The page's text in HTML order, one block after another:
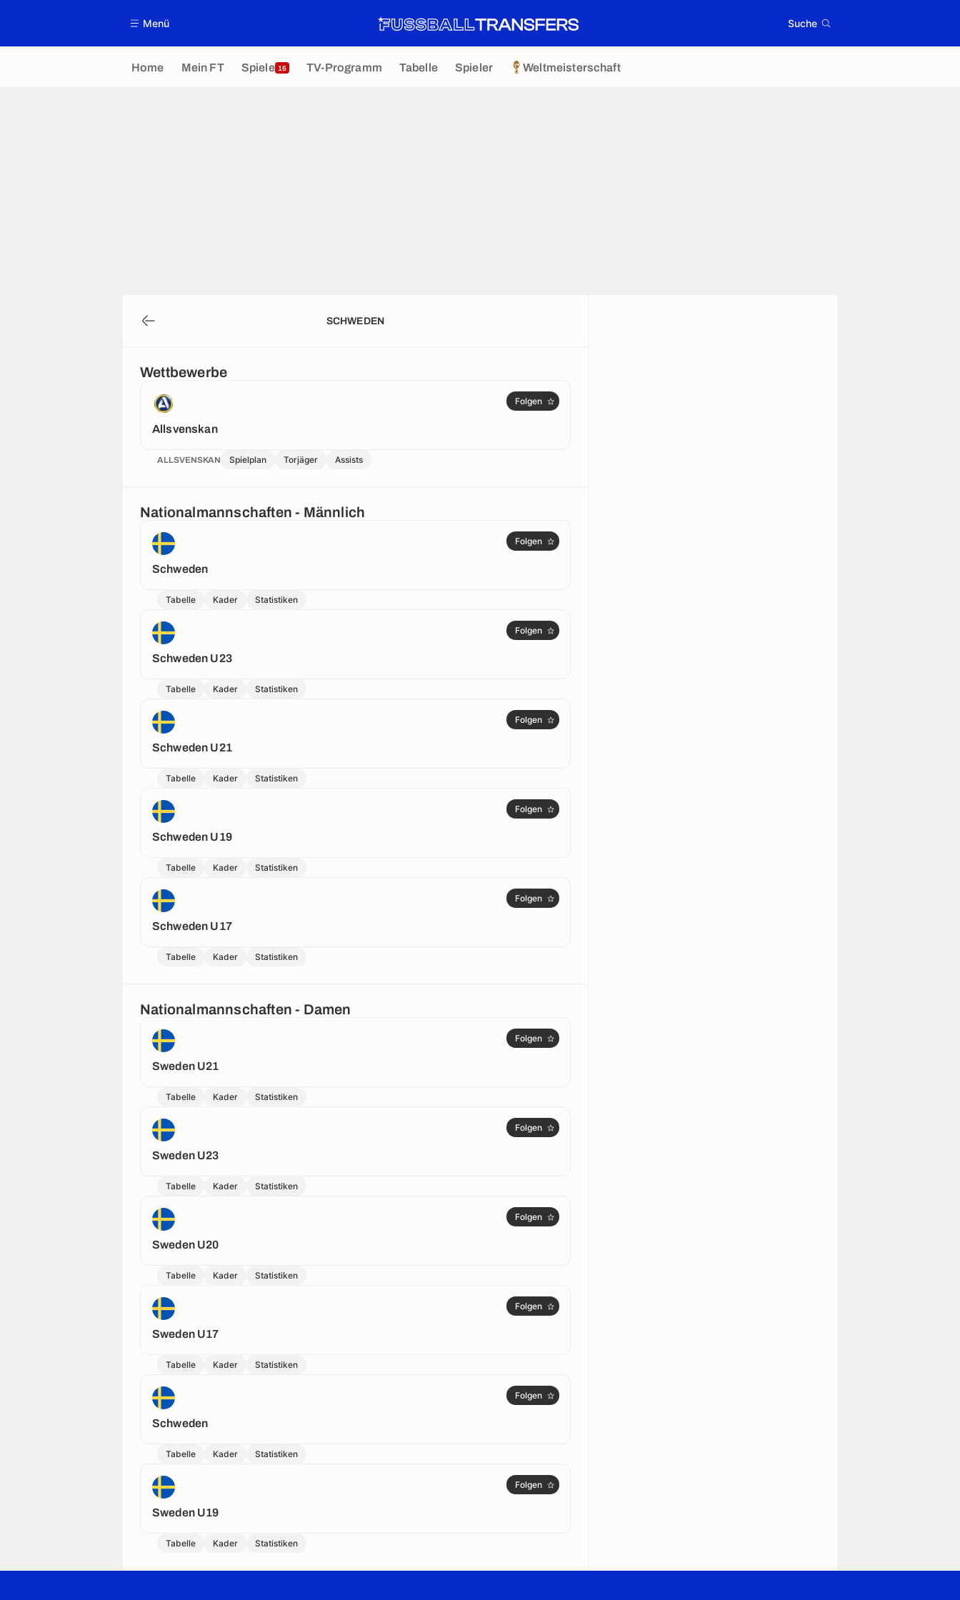
Menü Suche
Home Mein FT Spiele 16 TV-Programm Tabelle Spieler Weltmeisterschaft
SCHWEDEN
Wettbewerbe
Allsvenskan
Folgen
ALLSVENSKAN Spielplan Torjäger Assists
Nationalmannschaften - Männlich
Schweden
Folgen
Tabelle Kader Statistiken
Schweden U23
Folgen
Tabelle Kader Statistiken
Schweden U21
Folgen
Tabelle Kader Statistiken
Schweden U19
Folgen
Tabelle Kader Statistiken
Schweden U17
Folgen
Tabelle Kader Statistiken
Nationalmannschaften - Damen
Sweden U21
Folgen
Tabelle Kader Statistiken
Sweden U23
Folgen
Tabelle Kader Statistiken
Sweden U20
Folgen
Tabelle Kader Statistiken
Sweden U17
Folgen
Tabelle Kader Statistiken
Schweden
Folgen
Tabelle Kader Statistiken
Sweden U19
Folgen
Tabelle Kader Statistiken